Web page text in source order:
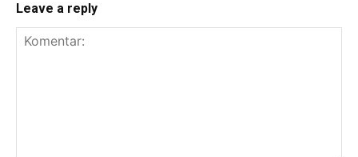
Leave a reply